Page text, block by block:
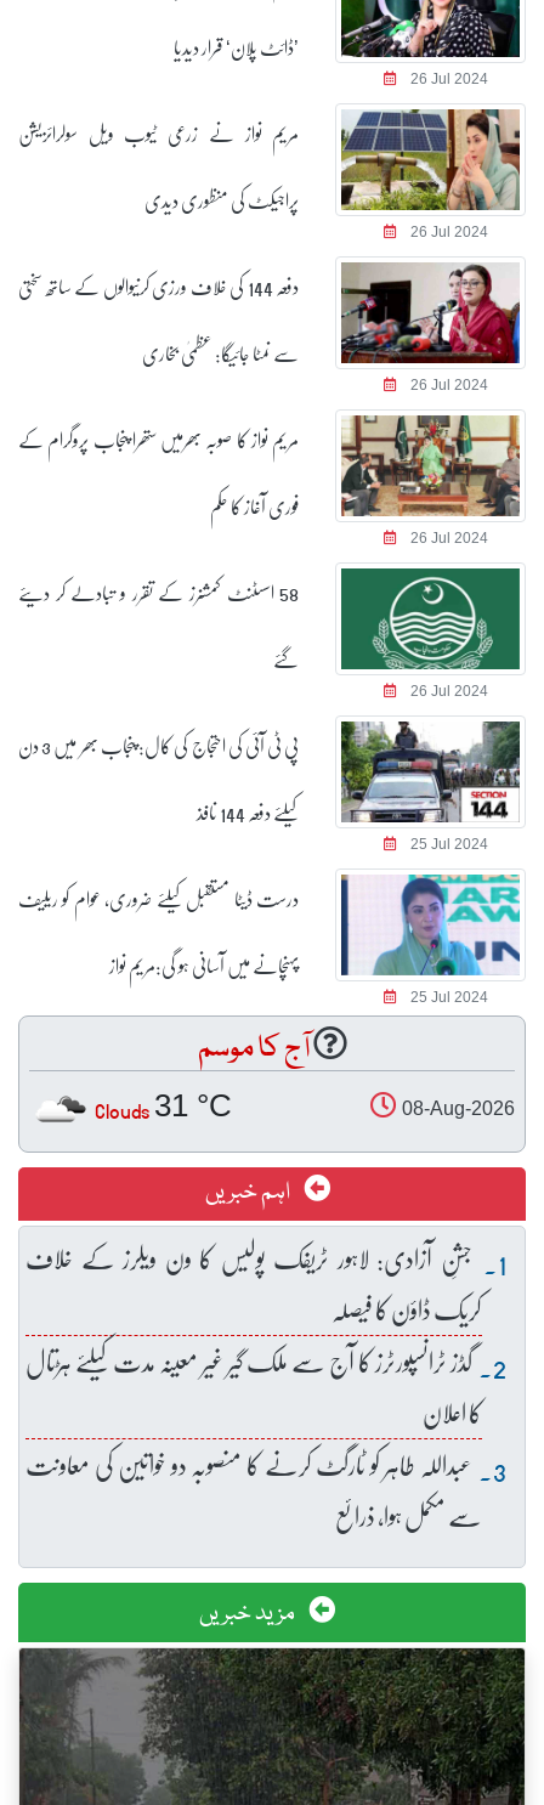
26 Jul 2024
’ڈائٹ پلان‘ قرار دیدیا
26 Jul 2024
مریم نواز نے زرعی ٹیوب ویل سولرائزیشن
پراجیکٹ کی منظوری دیدی
26 Jul 2024
دفعہ 144 کی خلاف ورزی کرنیوالوں کے ساتھ سختی
سے نمٹا جائیگا: عظمیٰ بخاری
26 Jul 2024
مریم نواز کا صوبہ بھرمیں ستھرا پنجاب پروگرام کے
فوری آغاز کا حکم
26 Jul 2024
58 اسسٹنٹ کمشنرز کے تقرر و تبادلے کر دیئے
گئے
25 Jul 2024
پی ٹی آئی کی احتجاج کی کال: پنجاب بھر میں 3 دن
کیلئے دفعہ 144 نافذ
25 Jul 2024
درست ڈیٹا مستقبل کیلئے ضروری، عوام کو ریلیف
پہنچانے میں آسانی ہو گی:مریم نواز
آج کا موسم
08-Aug-2026
31 °C
Clouds
اہم خبریں
جشنِ آزادی: لاہور ٹریفک پولیس کا ون ویلرز کے خلاف
کریک ڈاؤن کا فیصلہ
گڈز ٹرانسپورٹرز کا آج سے ملک گیر غیر معینہ مدت کیلئے ہڑتال
کا اعلان
عبداللہ طاہر کو ٹارگٹ کرنے کا منصوبہ دو خواتین کی معاونت
سے مکمل ہوا، ذرائع
مزید خبریں